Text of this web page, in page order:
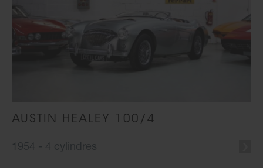
AUSTIN HEALEY 100/4
1954 - 4 cylindres